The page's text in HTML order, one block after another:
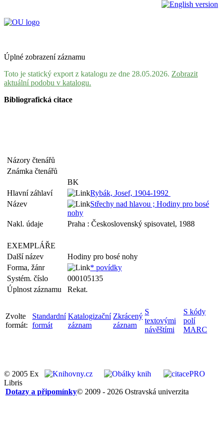
Úplné zobrazení záznamu
Toto je statický export z katalogu ze dne 28.05.2026. Zobrazit
aktuální podobu v katalogu.
Bibliografická citace
Názory čtenářů
Známka čtenářů
BK
Hlavní záhlaví
Rybák, Josef, 1904-1992
Název
Střechy nad hlavou ; Hodiny pro bosé
nohy
Nakl. údaje
Praha : Československý spisovatel, 1988
EXEMPLÁŘE
Další název
Hodiny pro bosé nohy
Forma, žánr
* povídky
Systém. číslo
000105135
Úplnost záznamu
Rekat.
Zvolte
formát:
Standardní
formát
Katalogizační
záznam
Zkrácený
záznam
S
textovými
návěštími
S kódy
polí
MARC
© 2005 Ex
Libris
© 2009 - 2026 Ostravská univerzita
Dotazy a připomínky